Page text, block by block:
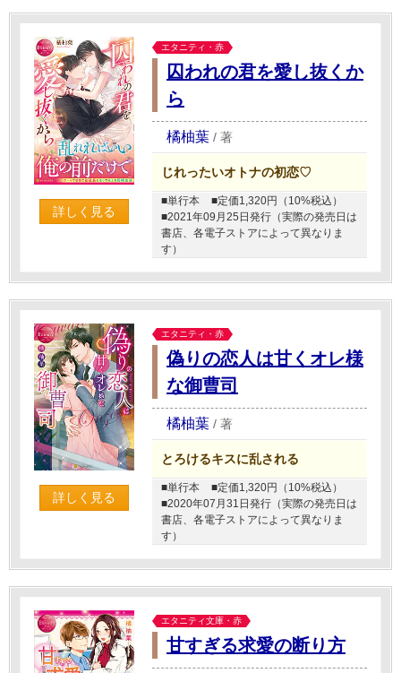
詳しく見る
エタニティ・赤
囚われの君を愛し抜くか
ら
橘柚葉 / 著
じれったいオトナの初恋♡
■単行本
■定価1,320円（10%税込）
■2021年09月25日発行（実際の発売日は
書店、各電子ストアによって異なりま
す）
詳しく見る
エタニティ・赤
偽りの恋人は甘くオレ様
な御曹司
橘柚葉 / 著
とろけるキスに乱される
■単行本
■定価1,320円（10%税込）
■2020年07月31日発行（実際の発売日は
書店、各電子ストアによって異なりま
す）
エタニティ文庫・赤
甘すぎる求愛の断り方